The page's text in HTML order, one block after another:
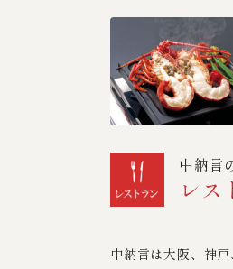
中納言
レス
中納言は大阪、神